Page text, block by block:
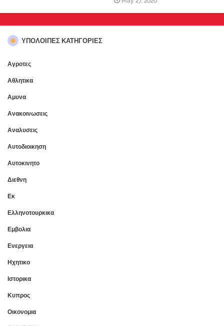
ΥΠΌΛΟΙΠΕΣ ΚΑΤΗΓΟΡΊΕΣ
Αγροτες
Αθλητικα
Αμυνα
Ανακοινωσεις
Αναλυσεις
Αυτοδιοικηση
Αυτοκινητο
Διεθνη
Εκ
Ελληνοτουρκικα
Εμβολια
Ενεργεια
Ηχητικο
Ιστορικα
Κυπρος
Οικονομια